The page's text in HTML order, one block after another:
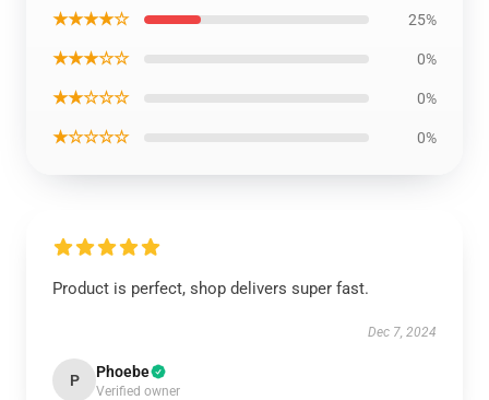
★★★★☆ 25%
★★★☆☆ 0%
★★☆☆☆ 0%
★☆☆☆☆ 0%
Product is perfect, shop delivers super fast.
Dec 7, 2024
P Phoebe
Verified owner